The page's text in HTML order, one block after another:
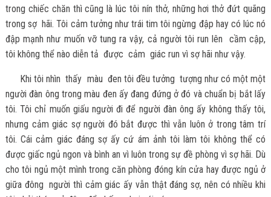
trong chiếc chăn thì cũng là lúc tôi nín thở, những hơi thở đứt quãng
trong sợ hãi. Tôi cảm tưởng như trái tim tôi ngừng đập hay có lúc nó
đập mạnh như muốn vỡ tung ra vậy, cả người tôi run lên cầm cập,
tôi không thể nào diễn tả được cảm giác run vì sợ hãi như vậy.
Khi tôi nhìn thấy màu đen tôi đều tưởng tượng như có một một
người đàn ông trong màu đen ấy đang đứng ở đó và chuẩn bị bắt lấy
tôi. Tôi chỉ muốn giấu người đi để người đàn ông ấy không thấy tôi,
nhưng cảm giác sợ người đó bắt được thì vẫn luôn ở trong tâm trí
tôi. Cái cảm giác đáng sợ ấy cứ ám ảnh tôi làm tôi không thể có
được giấc ngủ ngon và bình an vì luôn trong sự đề phòng vì sợ hãi. Dù
cho tôi ngủ một mình trong căn phòng đóng kín cửa hay được ngủ ở
giữa đông người thì cảm giác ấy vẫn thật đáng sợ, nên có nhiều khi